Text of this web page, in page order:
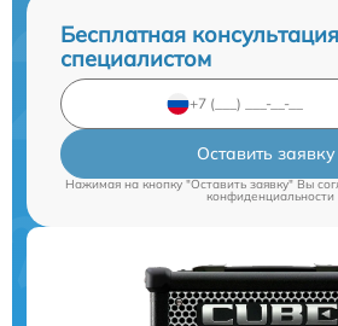
Бесплатная
специалистом
Оставить заявку
Нажимая на кнопку "Оставить заявку" Вы
конфиденциальности